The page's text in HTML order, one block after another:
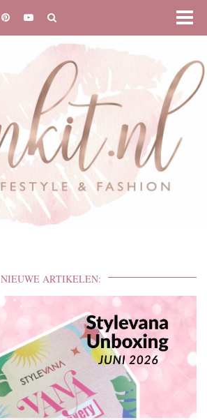
NIEUWE ARTIKELEN: